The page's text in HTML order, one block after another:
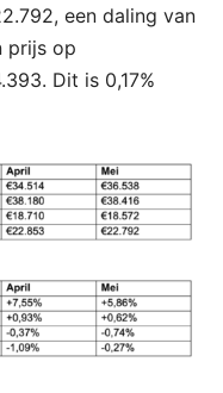
een daling van
prijs op
Dit is 0,17%